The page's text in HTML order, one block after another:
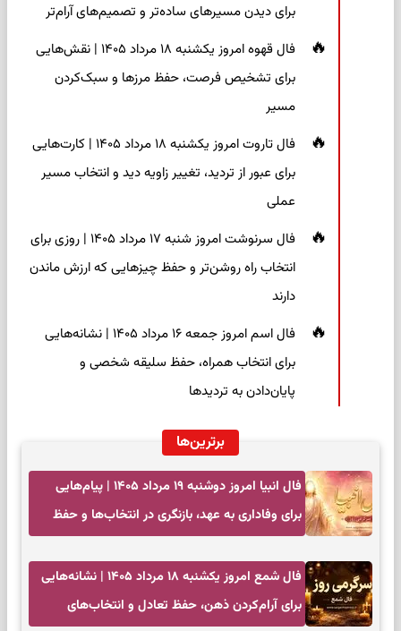
برای دیدن مسیرهای ساده‌تر و تصمیم‌های آرام‌تر
فال قهوه امروز یکشنبه ۱۸ مرداد ۱۴۰۵ | نقش‌هایی
برای تشخیص فرصت، حفظ مرزها و سبک‌کردن
مسیر
فال تاروت امروز یکشنبه ۱۸ مرداد ۱۴۰۵ | کارت‌هایی
برای عبور از تردید، تغییر زاویه دید و انتخاب مسیر
عملی
فال سرنوشت امروز شنبه ۱۷ مرداد ۱۴۰۵ | روزی برای
انتخاب راه روشن‌تر و حفظ چیزهایی که ارزش ماندن
دارند
فال اسم امروز جمعه ۱۶ مرداد ۱۴۰۵ | نشانه‌هایی
برای انتخاب همراه، حفظ سلیقه شخصی و
پایان‌دادن به تردیدها
برترین‌ها
فال انبیا امروز دوشنبه ۱۹ مرداد ۱۴۰۵ | پیام‌هایی
برای وفاداری به عهد، بازنگری در انتخاب‌ها و حفظ
فال شمع امروز یکشنبه ۱۸ مرداد ۱۴۰۵ | نشانه‌هایی
برای آرام‌کردن ذهن، حفظ تعادل و انتخاب‌های